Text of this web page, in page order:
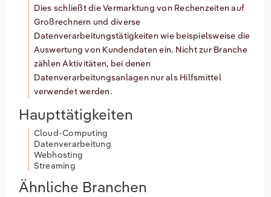
Dies schließt die Vermarktung von Rechenzeiten auf
Großrechnern und diverse
Datenverarbeitungstätigkeiten wie beispielsweise die
Auswertung von Kundendaten ein. Nicht zur Branche
zählen Aktivitäten, bei denen
Datenverarbeitungsanlagen nur als Hilfsmittel
verwendet werden.
Haupttätigkeiten
Cloud-Computing
Datenverarbeitung
Webhosting
Streaming
Ähnliche Branchen